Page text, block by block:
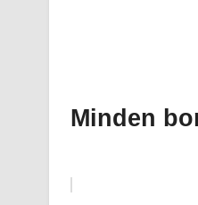
Minden